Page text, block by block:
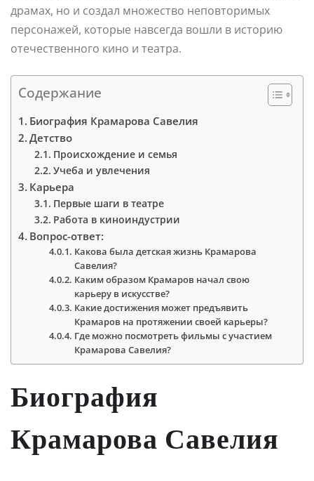
драмах, но и создал множество неповторимых
персонажей, которые навсегда вошли в историю
отечественного кино и театра.
Содержание
Биография Крамарова Савелия
Детство
Происхождение и семья
Учеба и увлечения
Карьера
Первые шаги в театре
Работа в киноиндустрии
Вопрос-ответ:
Какова была детская жизнь Крамарова
Савелия?
Каким образом Крамаров начал свою
карьеру в искусстве?
Какие достижения может предъявить
Крамаров на протяжении своей карьеры?
Где можно посмотреть фильмы с участием
Крамарова Савелия?
Биография
Крамарова Савелия